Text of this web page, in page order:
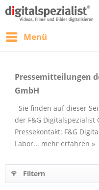
Menü
Pressemitteilungen
GmbH
Sie finden auf dieser
der F&G Digitalspezialist
Pressekontakt: F&G
Labor... mehr erfahren »
Filtern